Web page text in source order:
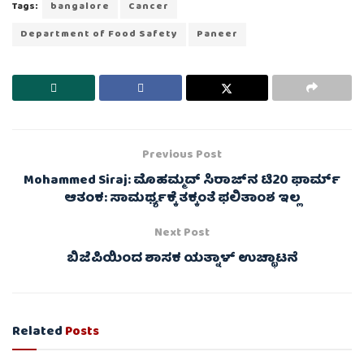
Tags: bangalore
Cancer
Department of Food Safety
Paneer
Previous Post
Mohammed Siraj: ಮೊಹಮ್ಮದ್ ಸಿರಾಜ್‌ನ ಟಿ20 ಫಾರ್ಮ್
ಆತಂಕ: ಸಾಮರ್ಥ್ಯಕ್ಕೆ ತಕ್ಕಂತೆ ಫಲಿತಾಂಶ ಇಲ್ಲ
Next Post
ಬಿಜೆಪಿಯಿಂದ ಶಾಸಕ ಯತ್ನಾಳ್ ಉಚ್ಛಾಟನೆ
RelatedPosts